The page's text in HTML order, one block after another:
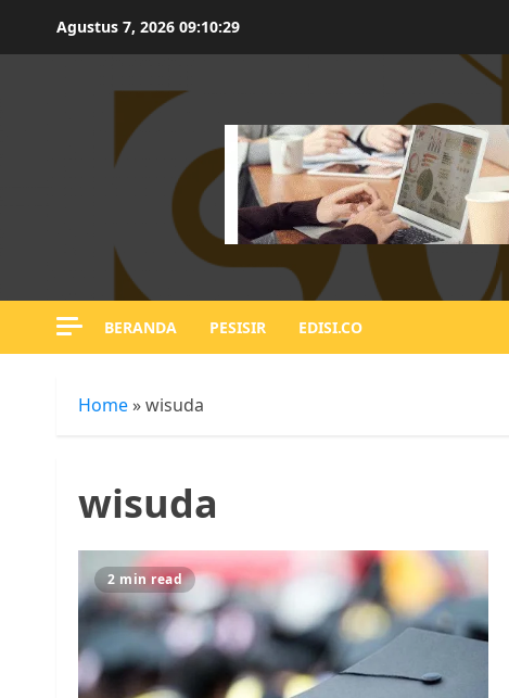
Agustus 7, 2026 09:10:30
BERANDA PESISIR EDISI.CO
Home »wisuda
wisuda
2 min read